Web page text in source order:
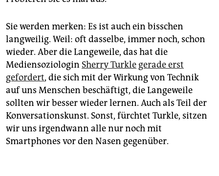
Sie werden merken: Es ist auch ein bisschen
langweilig. Weil: oft dasselbe, immer noch, schon
wieder. Aber die Langeweile, das hat die
Mediensoziologin Sherry Turkle gerade erst
gefordert, die sich mit der Wirkung von Technik
auf uns Menschen beschäftigt, die Langeweile
sollten wir besser wieder lernen. Auch als Teil der
Konversationskunst. Sonst, fürchtet Turkle, sitzen
wir uns irgendwann alle nur noch mit
Smartphones vor den Nasen gegenüber.